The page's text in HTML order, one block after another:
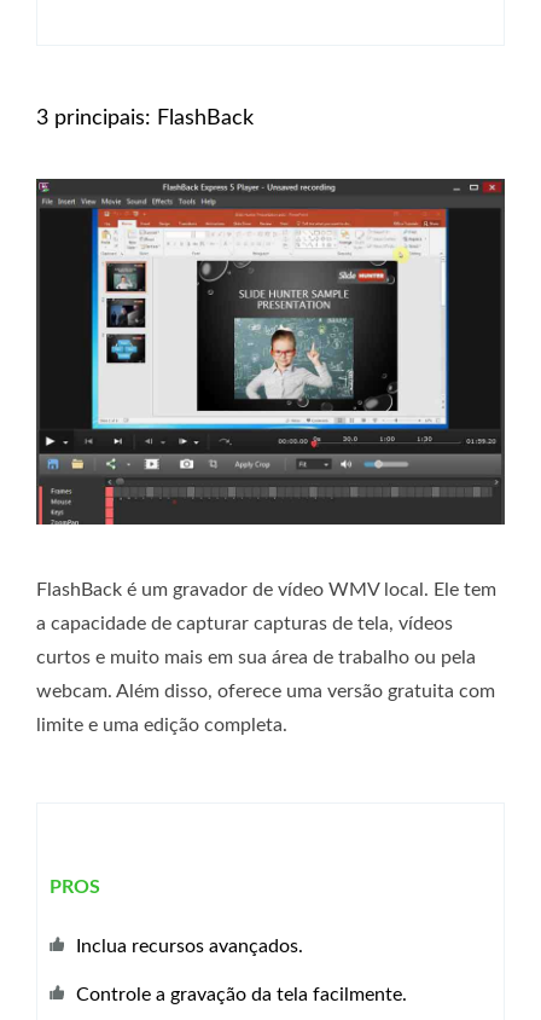
3 principais: FlashBack
FlashBack é um gravador de vídeo WMV local. Ele tem
a capacidade de capturar capturas de tela, vídeos
curtos e muito mais em sua área de trabalho ou pela
webcam. Além disso, oferece uma versão gratuita com
limite e uma edição completa.
PROS
Inclua recursos avançados.
Controle a gravação da tela facilmente.